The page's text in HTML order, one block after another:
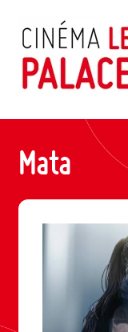
contenu
Mata